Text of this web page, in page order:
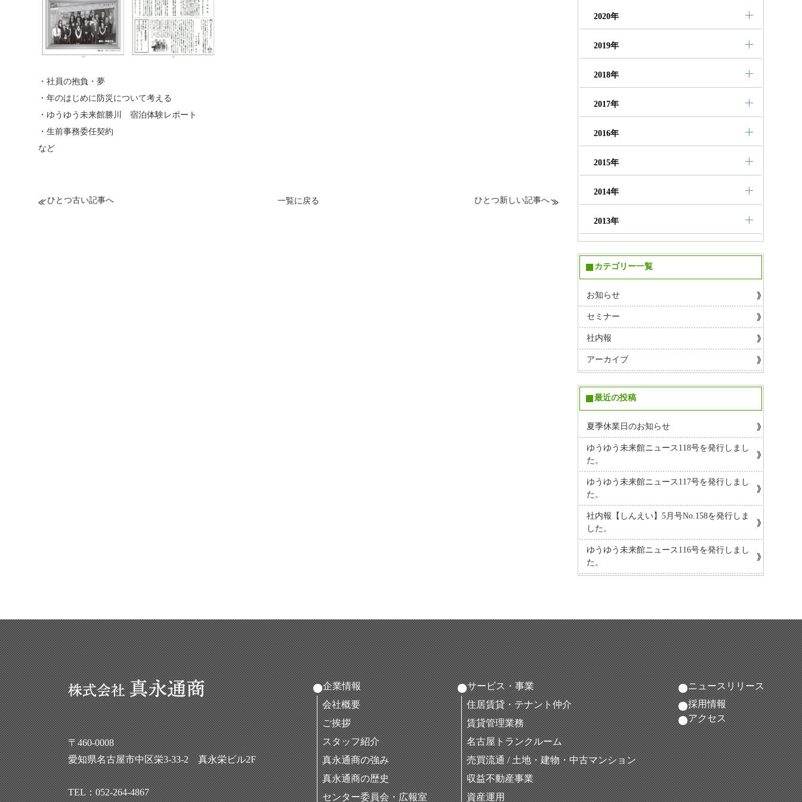
・社員の抱負・夢
・年のはじめに防災について考える
・ゆうゆう未来館勝川 宿泊体験レポート
・生前事務委任契約
など
ひとつ古い記事へ 一覧に戻る ひとつ新しい記事へ
2020年
2019年
2018年
2017年
2016年
2015年
2014年
2013年
カテゴリー一覧
お知らせ
セミナー
社内報
アーカイブ
最近の投稿
夏季休業日のお知らせ
ゆうゆう未来館ニュース118号を発行しまし
た。
ゆうゆう未来館ニュース117号を発行しまし
た。
社内報【しんえい】5月号No.158を発行しま
した。
ゆうゆう未来館ニュース116号を発行しまし
た。
〒460-0008
愛知県名古屋市中区栄3-33-2 真永栄ビル2F
TEL：052-264-4867
企業情報
会社概要
ご挨拶
スタッフ紹介
真永通商の強み
真永通商の歴史
センター委員会・広報室
サービス・事業
住居賃貸・テナント仲介
賃貸管理業務
名古屋トランクルーム
売買流通 / 土地・建物・中古マンション
収益不動産事業
資産運用
ニュースリリース
採用情報
アクセス